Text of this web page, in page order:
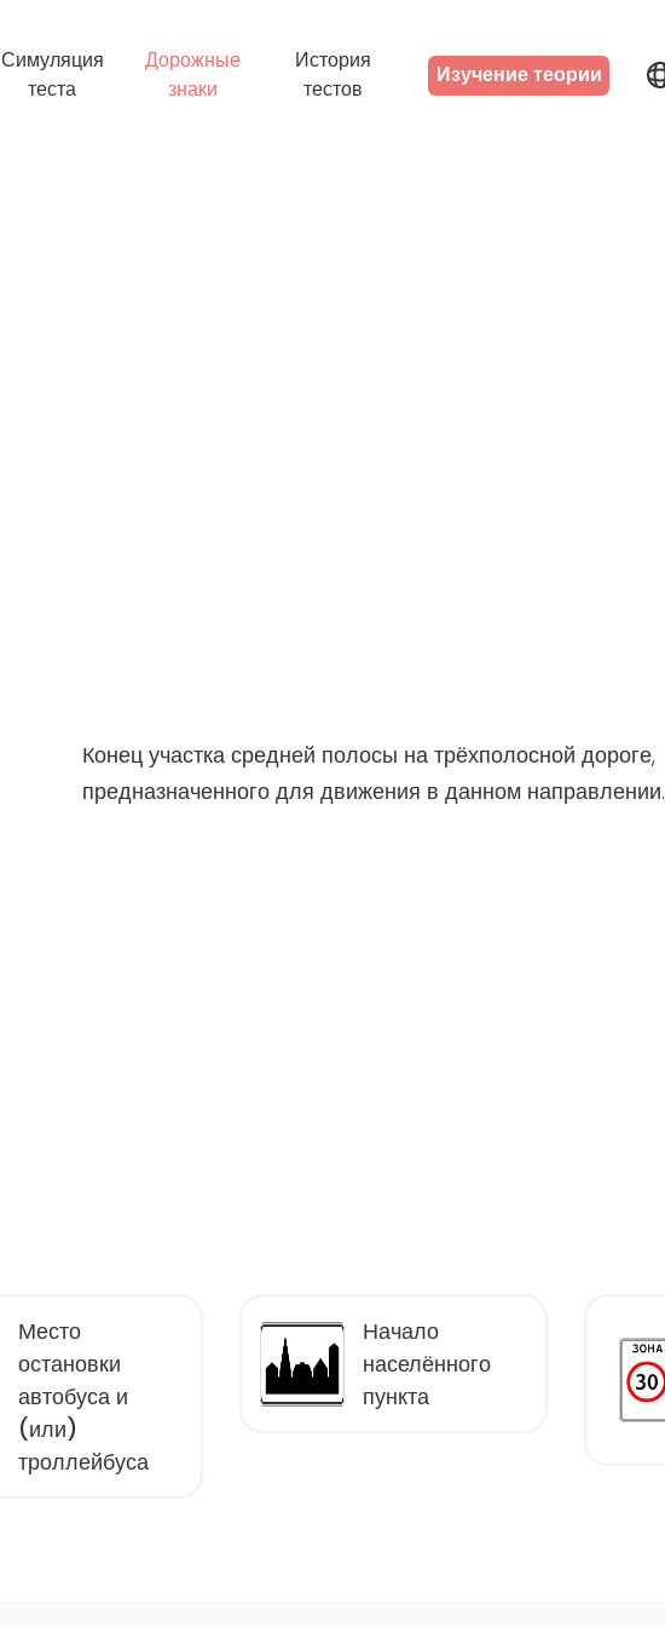
Симуляция
теста
Дорожные
знаки
История
тестов
Изучение теории
Конец участка средней полосы на трёхполосной дороге,
предназначенного для движения в данном направлении.
Место
остановки
автобуса и
(или)
троллейбуса
Начало
населённого
пункта